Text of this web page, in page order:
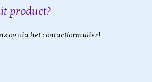
product?
op via het contactformulier!